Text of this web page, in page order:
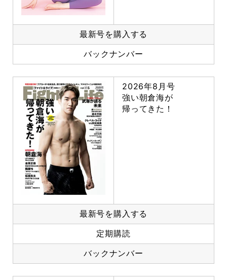
最新号を購入する
バックナンバー
2026年8月号
強い朝倉海が
帰ってきた！
最新号を購入する
定期購読
バックナンバー